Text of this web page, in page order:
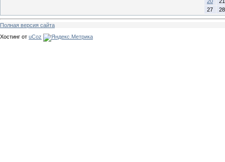
27
28
Полная версия сайта
Хостинг от uCoz